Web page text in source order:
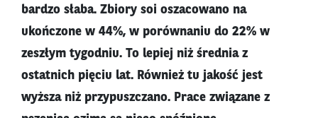
bardzo słaba. Zbiory soi oszacowano na
ukończone w 44%, w porównaniu do 22% w
zeszłym tygodniu. To lepiej niż średnia z
ostatnich pięciu lat. Również tu jakość jest
wyższa niż przypuszczano. Prace związane z